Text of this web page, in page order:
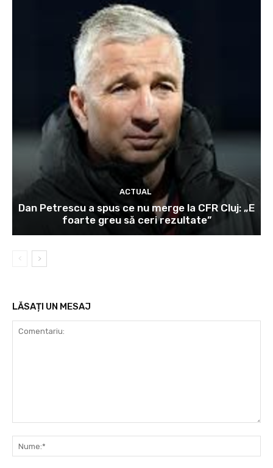
ACTUAL
Dan Petrescu a spus ce nu merge la CFR Cluj: „E
foarte greu să ceri rezultate”
LĂSAȚI UN MESAJ